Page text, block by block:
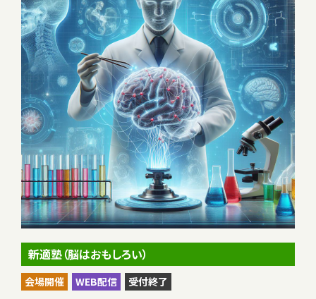
新適塾（脳はおもしろい）
会場開催 WEB配信
受付終了